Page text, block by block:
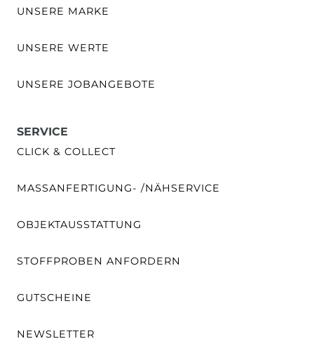
UNSERE MARKE
UNSERE WERTE
UNSERE JOBANGEBOTE
SERVICE
CLICK & COLLECT
MASSANFERTIGUNG- /NÄHSERVICE
OBJEKTAUSSTATTUNG
STOFFPROBEN ANFORDERN
GUTSCHEINE
NEWSLETTER